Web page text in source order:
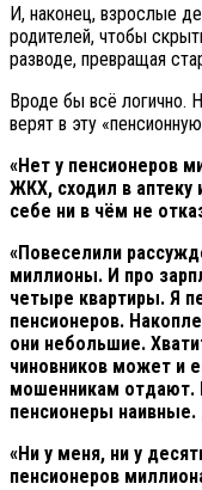
И, наконец, взрослые
родителей, чтобы
разводе, превращая
Вроде бы всё логично.
верят в эту
«Нет у пенсионеров
ЖКХ, сходил в
себе ни в чём не
«Повеселили
миллионы. И про
четыре квартиры. Я
пенсионеров.
они небольшие.
чиновников может и
мошенникам отдают.
пенсионеры наивные.
«Ни у меня, ни у
пенсионеров